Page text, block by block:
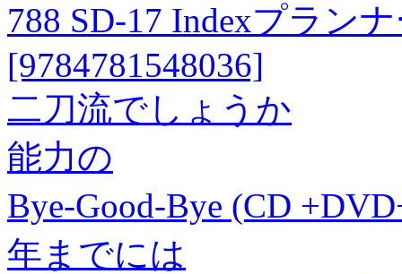
788 SD-17 Indexプラン
[9784781548036]
二刀流でしょうか
能力の
Bye-Good-Bye (CD
年までには